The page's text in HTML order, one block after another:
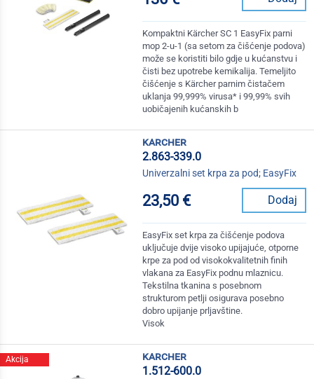
Kompaktni Kärcher SC 1 EasyFix parni
mop 2-u-1 (sa setom za čišćenje podova)
može se koristiti bilo gdje u kućanstvu i
čisti bez upotrebe kemikalija. Temeljito
čišćenje s Kärcher parnim čistačem
uklanja 99,999% virusa* i 99,99% svih
uobičajenih kućanskih b
karcher
2.863-339.0
Univerzalni set krpa za pod; EasyFix
23,50 € Dodaj
EasyFix set krpa za čišćenje podova
uključuje dvije visoko upijajuće, otporne
krpe za pod od visokokvalitetnih finih
vlakana za EasyFix podnu mlaznicu.
Tekstilna tkanina s posebnom
strukturom petlji osigurava posebno
dobro upijanje prljavštine.
Visok
Akcija
karcher
1.512-600.0